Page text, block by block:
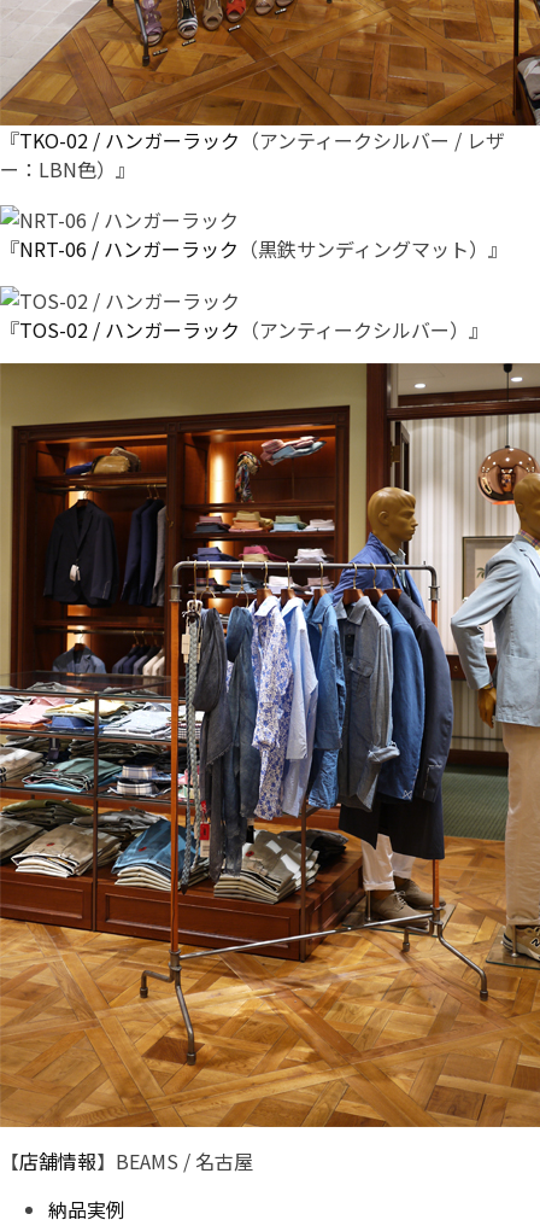
『TKO-02 / ハンガーラック （アンティークシルバー / レザ
ー：LBN色）』
『NRT-06 / ハンガーラック （黒鉄サンディングマット）』
『TOS-02 / ハンガーラック （アンティークシルバー）』
【店舗情報】BEAMS / 名古屋
納品実例